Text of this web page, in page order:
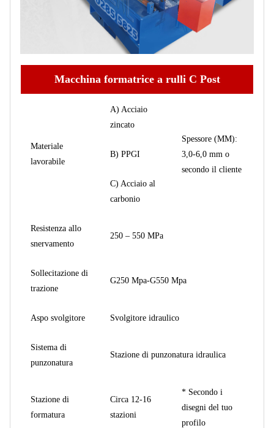
Macchina formatrice a rulli C Post
Materiale
lavorabile
A) Acciaio
zincato
Spessore (MM):
3,0-6,0 mm o
secondo il cliente
B) PPGI
C) Acciaio al
carbonio
Resistenza allo
snervamento
250 – 550 MPa
Sollecitazione di
trazione
G250 Mpa-G550 Mpa
Aspo svolgitore Svolgitore idraulico
Sistema di
punzonatura
Stazione di punzonatura idraulica
Stazione di
formatura
Circa 12-16
stazioni
* Secondo i
disegni del tuo
profilo